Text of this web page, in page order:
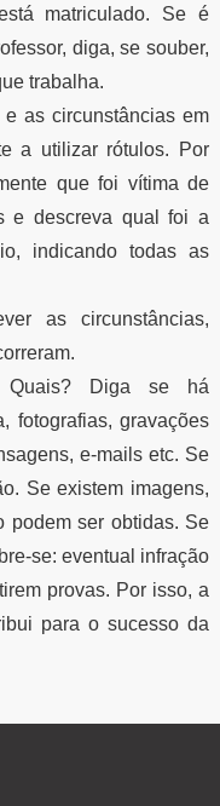
matriculado. Se é
diga, se souber,
trabalha.
as circunstâncias em
a utilizar rótulos. Por
que foi vítima de
e descreva qual foi a
indicando todas as
as circunstâncias,
Quais? Diga se há
fotografias, gravações
e-mails etc. Se
Se existem imagens,
podem ser obtidas. Se
se: eventual infração
provas. Por isso, a
para o sucesso da